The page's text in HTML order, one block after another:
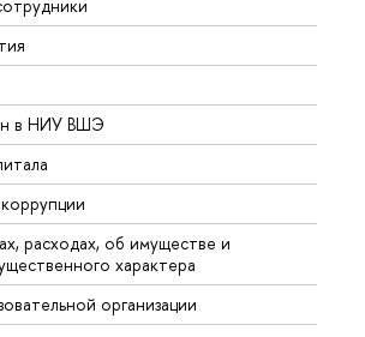
в НИУ ВШЭ
расходах, об имуществе и
характера
организации